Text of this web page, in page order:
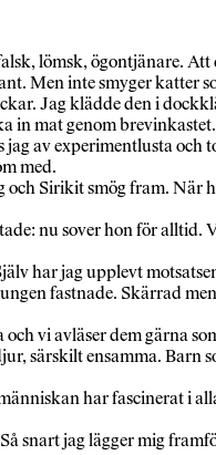
lömsk, ögontjänare.
Men inte smyger katter
Jag klädde den i
in mat genom brevinkastet.
av experimentlusta
med.
Sirikit smög fram. När
nu sover hon för alltid.
har jag upplevt
fastnade. Skärrad
vi avläser dem gärna
särskilt ensamma. Barn
har fascinerat i
snart jag lägger mig